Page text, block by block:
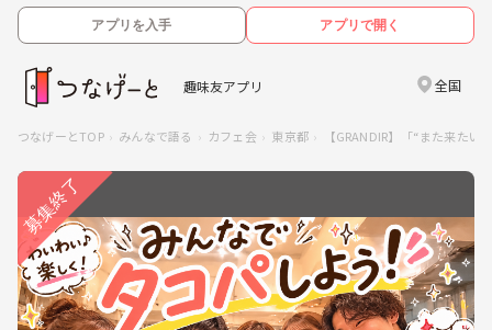
アプリを入手 アプリで開く
趣味友アプリ 全国
つなげーとTOP みんなで語る カフェ会 東京都 【GRANDIR】「“また来た